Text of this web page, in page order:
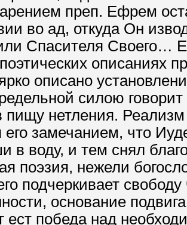
преп. Ефрем
во ад, откуда Он
Спасителя Своего…
описаниях
описано
силою
нетления. Реализм
его замечанием, что
в воду, и тем снял
поэзия, нежели
подчеркивает
основание
ест победа над